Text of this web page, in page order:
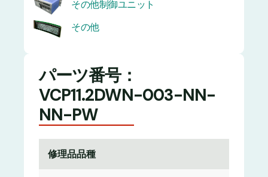
その他制御ユニット
その他
パーツ番号：
VCP11.2DWN-003-NN-
NN-PW
修理品品種